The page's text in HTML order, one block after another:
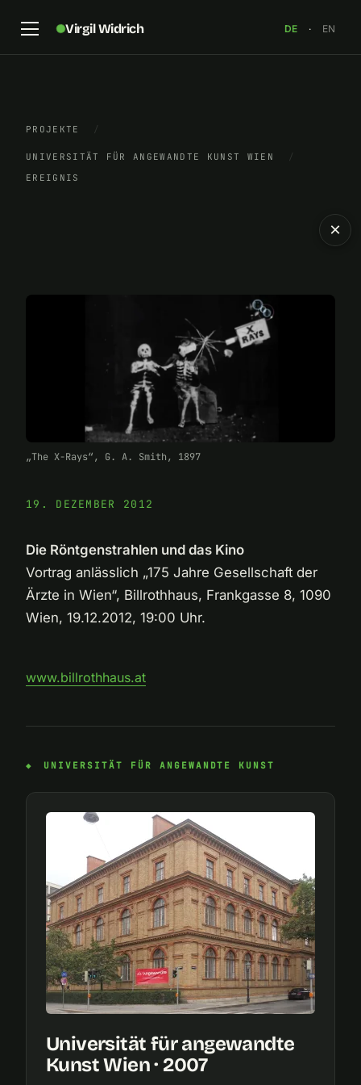
Virgil Widrich DE · EN
PROJEKTE /
UNIVERSITÄT FÜR ANGEWANDTE KUNST WIEN
/
EREIGNIS
„The X-Rays“, G. A. Smith, 1897
19. DEZEMBER 2012
Die Röntgenstrahlen und das Kino
Vortrag anlässlich „175 Jahre Gesellschaft der
Ärzte in Wien“, Billrothhaus, Frankgasse 8, 1090
Wien, 19.12.2012, 19:00 Uhr.
www.billrothhaus.at
UNIVERSITÄT FÜR ANGEWANDTE KUNST
Universität für angewandte
Kunst Wien · 2007
×